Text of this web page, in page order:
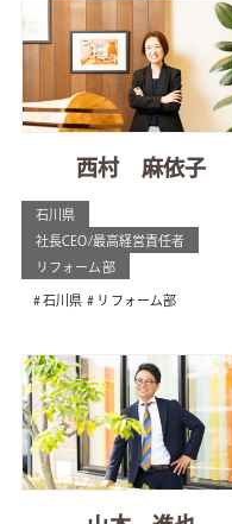
西村 麻依子
石川県
社長CEO/最高経営責任者
リフォーム部
石川県 リフォーム部